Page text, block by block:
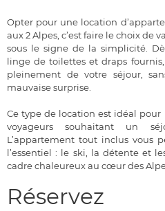
Opter pour une location
aux 2 Alpes, c’est faire le choix de
sous le signe de la simplicité.
linge de toilettes et draps
pleinement de votre séjour,
mauvaise surprise.
Ce type de location est idéal pour
voyageurs souhaitant un
L’appartement tout inclus vous
l’essentiel : le ski, la détente et
cadre chaleureux au cœur des